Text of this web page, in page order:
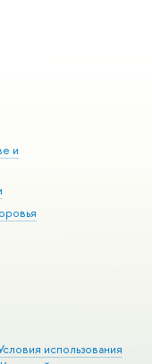
и
использования